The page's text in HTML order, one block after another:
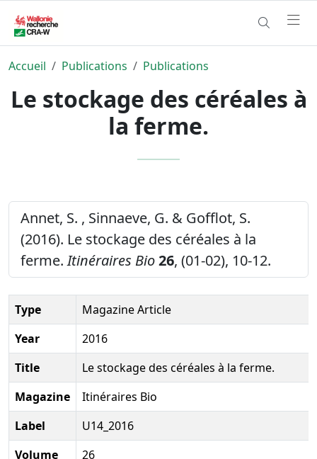
Accueil Publications Publications
Le stockage des céréales à
la ferme.
Annet, S. , Sinnaeve, G. & Gofflot, S.
(2016). Le stockage des céréales à la
ferme.Itinéraires Bio26, (01-02), 10-12.
Type
Magazine Article
Year
2016
Title
Le stockage des céréales à la ferme.
Magazine
Itinéraires Bio
Label
U14_2016
Volume
26